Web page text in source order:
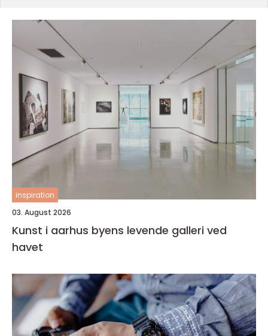
inspiration
03. August 2026
Kunst i aarhus byens levende galleri ved
havet